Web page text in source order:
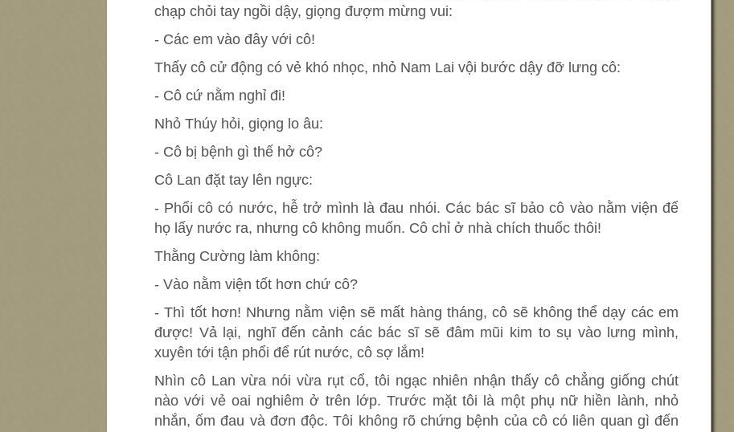
chạp chỏi tay ngồi dậy, giọng đượm mừng vui:
- Các em vào đây với cô!
Thấy cô cử động có vẻ khó nhọc, nhỏ Nam Lai vội bước dậy đỡ lưng cô:
- Cô cứ nằm nghỉ đi!
Nhỏ Thúy hỏi, giọng lo âu:
- Cô bị bệnh gì thế hở cô?
Cô Lan đặt tay lên ngực:
- Phổi cô có nước, hễ trở mình là đau nhói. Các bác sĩ bảo cô vào nằm viện để
họ lấy nước ra, nhưng cô không muốn. Cô chỉ ở nhà chích thuốc thôi!
Thằng Cường làm không:
- Vào nằm viện tốt hơn chứ cô?
- Thì tốt hơn! Nhưng nằm viện sẽ mất hàng tháng, cô sẽ không thể dạy các em
được! Vả lại, nghĩ đến cảnh các bác sĩ sẽ đâm mũi kim to sụ vào lưng mình,
xuyên tới tận phổi để rút nước, cô sợ lắm!
Nhìn cô Lan vừa nói vừa rụt cổ, tôi ngạc nhiên nhận thấy cô chẳng giống chút
nào với vẻ oai nghiêm ở trên lớp. Trước mặt tôi là một phụ nữ hiền lành, nhỏ
nhắn, ốm đau và đơn độc. Tôi không rõ chứng bệnh của cô có liên quan gì đến